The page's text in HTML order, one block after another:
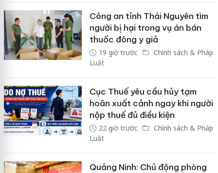
Công an tỉnh Thái Nguyên tìm
người bị hại trong vụ án bán
thuốc đông y giả
19 giờ trước
Chính sách & Pháp
Luật
Cục Thuế yêu cầu hủy tạm
hoãn xuất cảnh ngay khi người
nộp thuế đủ điều kiện
22 giờ trước
Chính sách & Pháp
Luật
Quảng Ninh: Chủ động phòng